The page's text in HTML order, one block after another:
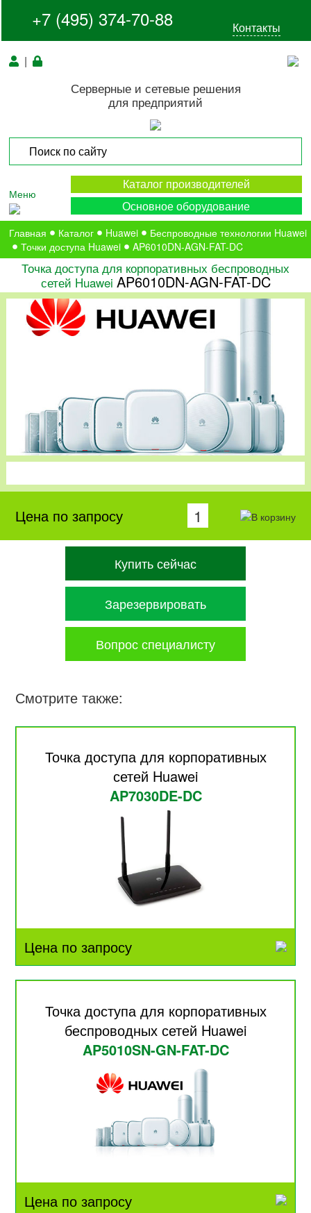
+7 (495) 374-70-88 Контакты
|
Серверные и сетевые решения
для предприятий
Меню
Каталог производителей
Основное оборудование
Главная Каталог Huawei
Беспроводные технологии Huawei
Точки доступа Huawei
AP6010DN-AGN-FAT-DC
Точка доступа для корпоративных беспроводных
сетей Huawei AP6010DN-AGN-FAT-DC
Цена по запросу
Купить сейчас
Зарезервировать
Вопрос специалисту
Смотрите также:
Точка доступа для корпоративных
сетей Huawei
AP7030DE-DC
Цена по запросу
Точка доступа для корпоративных
беспроводных сетей Huawei
AP5010SN-GN-FAT-DC
Цена по запросу